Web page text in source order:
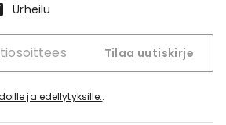
Urheilu
Tilaa uutiskirje
ja edellytyksille..